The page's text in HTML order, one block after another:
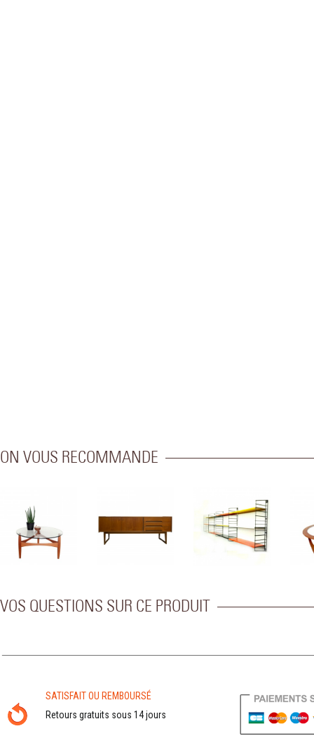
ON VOUS RECOMMANDE
VOS QUESTIONS SUR CE PRODUIT
SATISFAIT OU REMBOURSÉ
Retours gratuits sous 14 jours